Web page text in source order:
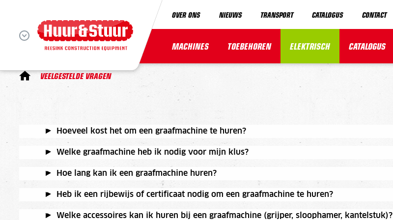
OVER ONS NIEUWS TRANSPORT CATALOGUS CONTACT
MACHINES TOEBEHOREN ELEKTRISCH CATALOGUS
VEELGESTELDE VRAGEN
Hoeveel kost het om een graafmachine te huren?
Welke graafmachine heb ik nodig voor mijn klus?
Hoe lang kan ik een graafmachine huren?
Heb ik een rijbewijs of certificaat nodig om een graafmachine te huren?
Welke accessoires kan ik huren bij een graafmachine (grijper, sloophamer, kantelstuk)?